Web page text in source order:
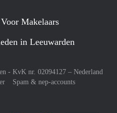
Voor Makelaars
in Leeuwarden
- KvK nr. 02094127 – Nederland
Spam & nep-accounts